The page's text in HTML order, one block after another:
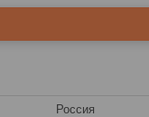
Россия